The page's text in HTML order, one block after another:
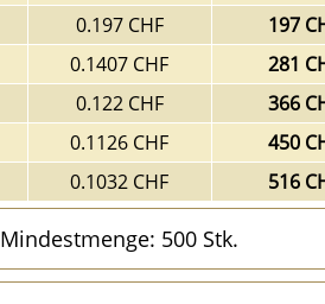
0.197 CHF
197
0.1407 CHF
281
0.122 CHF
366
0.1126 CHF
450
0.1032 CHF 516
Mindestmenge: 500 Stk.